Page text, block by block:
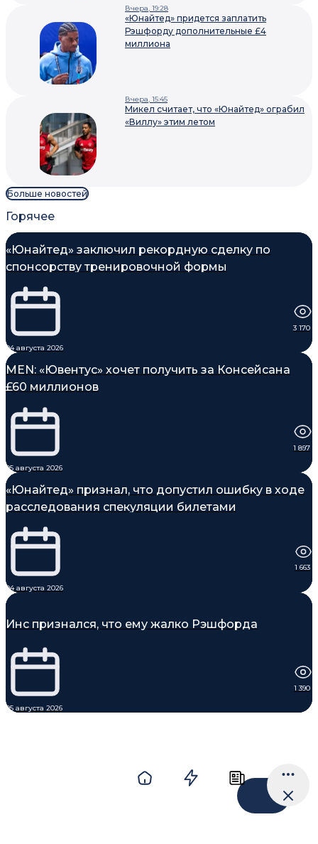
Вчера, 19:28
«Юнайтед» придется заплатить
Рэшфорду дополнительные £4
миллиона
Вчера, 15:45
Микел считает, что «Юнайтед» ограбил
«Виллу» этим летом
Больше новостей
Горячее
«Юнайтед» заключил рекордную сделку по
спонсорству тренировочной формы
04 августа 2026
3 170
MEN: «Ювентус» хочет получить за Консейсана
£60 миллионов
05 августа 2026
1 897
«Юнайтед» признал, что допустил ошибку в ходе
расследования спекуляции билетами
04 августа 2026
1 663
Инс признался, что ему жалко Рэшфорда
05 августа 2026
1 390